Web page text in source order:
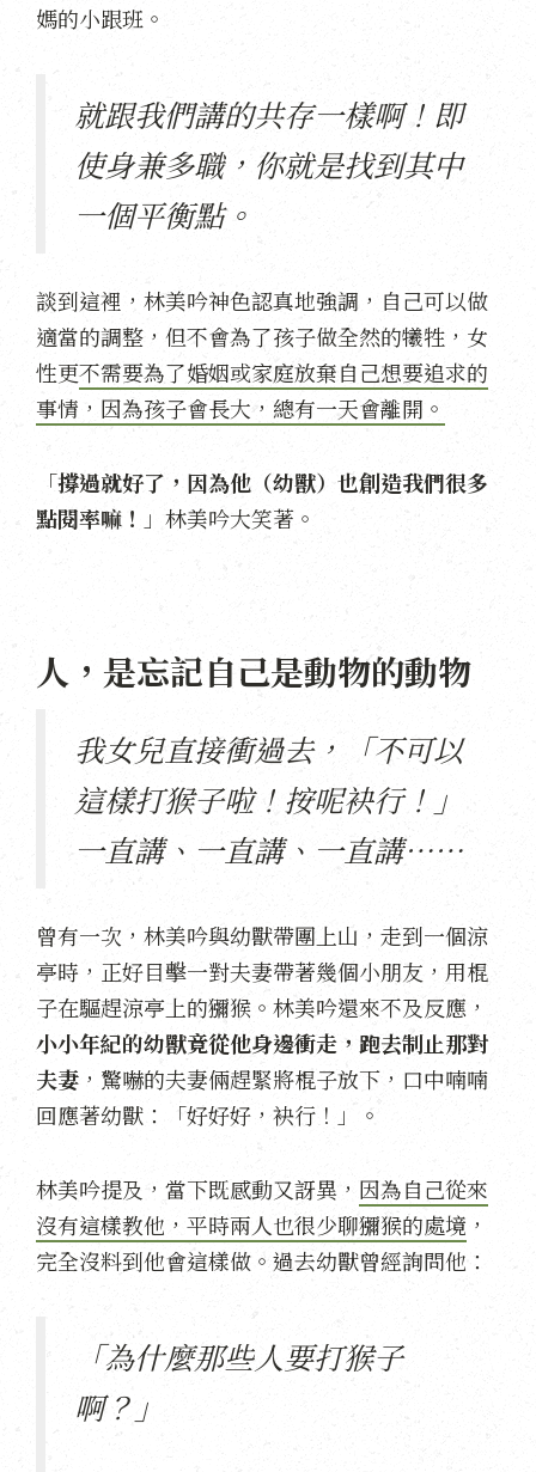
媽的小跟班。
就跟我們講的共存一樣啊！即
使身兼多職，你就是找到其中
一個平衡點。
談到這裡，林美吟神色認真地強調，自己可以做
適當的調整，但不會為了孩子做全然的犧牲，女
性更不需要為了婚姻或家庭放棄自己想要追求的
事情，因為孩子會長大，總有一天會離開。
「撐過就好了，因為他（幼獸）也創造我們很多
點閱率嘛！ 」林美吟大笑著。
人，是忘記自己是動物的動物
我女兒直接衝過去，「不可以
這樣打猴子啦！按呢袂行！」
一直講、一直講、一直講⋯⋯
曾有一次，林美吟與幼獸帶團上山，走到一個涼
亭時，正好目擊一對夫妻帶著幾個小朋友，用棍
子在驅趕涼亭上的獼猴。林美吟還來不及反應，
小小年紀的幼獸竟從他身邊衝走，跑去制止那對
夫妻 ，驚嚇的夫妻倆趕緊將棍子放下，口中喃喃
回應著幼獸：「好好好，袂行！」。
林美吟提及，當下既感動又訝異， 因為自己從來
沒有這樣教他，平時兩人也很少聊獼猴的處境 ，
完全沒料到他會這樣做。過去幼獸曾經詢問他：
「為什麼那些人要打猴子
啊？」